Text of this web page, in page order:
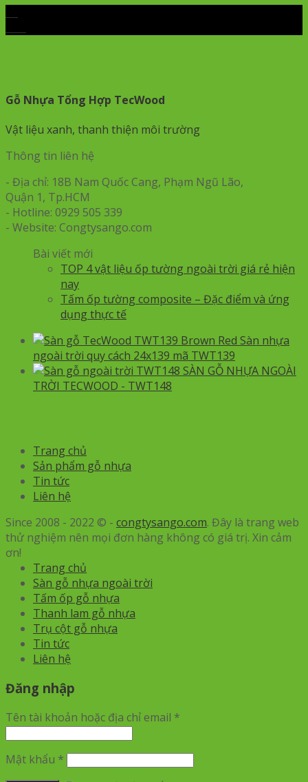
Gỗ Nhựa Tổng Hợp TecWood
Vật liệu xanh, thanh thiện môi trường
Thông tin liên hệ
- Địa chỉ: 18B Nam Quốc Cang, Phạm Ngũ Lão,
Quận 1, Tp.HCM
- Hotline: 0929 505 339
- Website: Congtysango.com
Bài viết mới
TOP 4 vật liệu ốp tường ngoài trời giá rẻ hiện
nay
Tấm ốp tường composite – Đặc điểm và ứng
dụng thực tế
Sàn nhựa
ngoài trời quy cách 24x139 mã TWT139
SÀN GỖ NHỰA NGOÀI
TRỜI TECWOOD - TWT148
Trang chủ
Sản phẩm gỗ nhựa
Tin tức
Liên hệ
Since 2008 - 2022 © - congtysango.com. Đây là trang web
thử nghiệm nên mọi đơn hàng không có giá trị. Xin cảm
ơn!
Trang chủ
Sàn gỗ nhựa ngoài trời
Tấm ốp gỗ nhựa
Thanh lam gỗ nhựa
Trụ cột gỗ nhựa
Tin tức
Liên hệ
Đăng nhập
Tên tài khoản hoặc địa chỉ email *
Mật khẩu *